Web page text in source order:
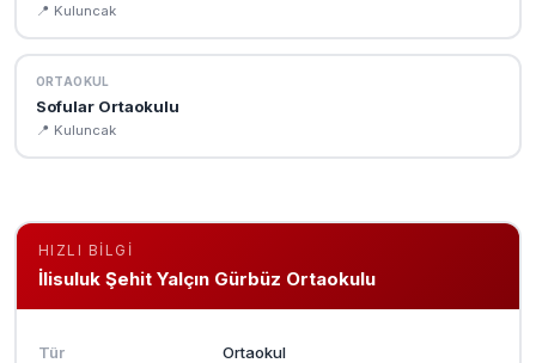
📍 Kuluncak
ORTAOKUL
Sofular Ortaokulu
📍 Kuluncak
HIZLI BILGI
İlisuluk Şehit Yalçın Gürbüz Ortaokulu
Tür Ortaokul